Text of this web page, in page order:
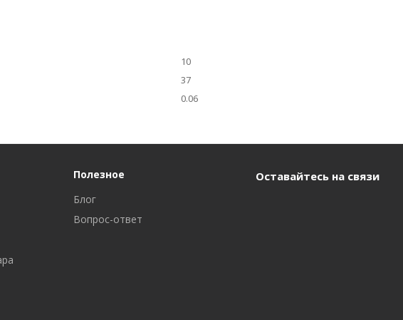
10
37
0.06
Полезное
Блог
Вопрос-ответ
Оставайтесь на связи